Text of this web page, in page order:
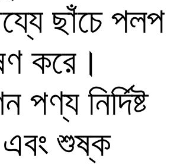
ছাঁচে পলপ
করে।
পণ্য নির্দিষ্ট
এবং শুষ্ক